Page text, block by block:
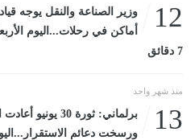
12
وزير الصناعة والنقل يوجه
7 دقائق
منذ شهر واحد
13
برلماني: ثورة 30